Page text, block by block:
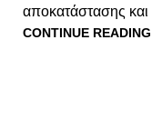
αποκατάστασης και
CONTINUE READING